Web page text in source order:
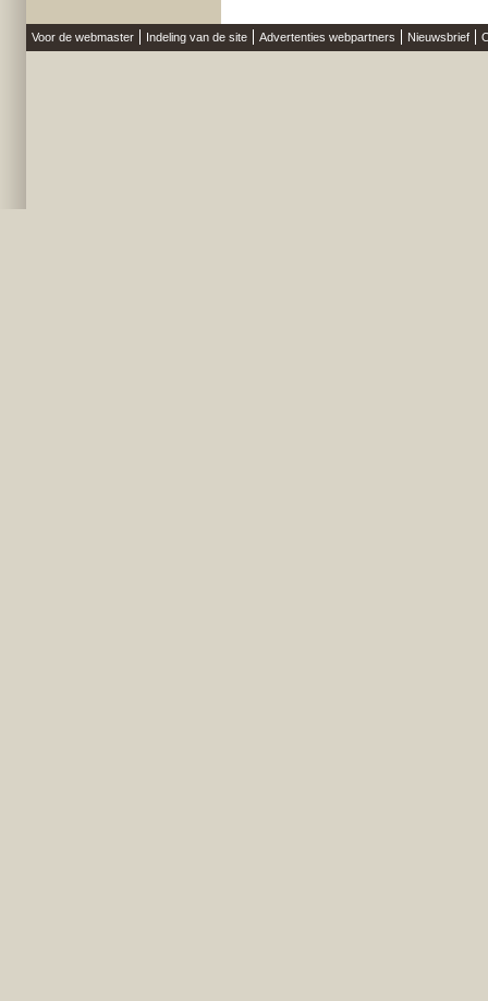
Voor de webmaster Indeling van de site Advertenties webpartners Nieuwsbrief